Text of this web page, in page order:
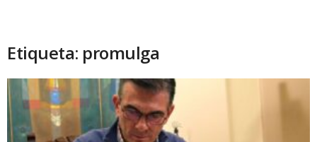
Etiqueta: promulga